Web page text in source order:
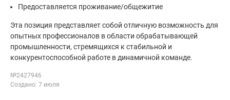
Предоставляется проживание/общежитие
Эта позиция представляет собой отличную возможность для
опытных профессионалов в области обрабатывающей
промышленности, стремящихся к стабильной и
конкурентоспособной работе в динамичной команде.
№2427946
Создано: 7 июля